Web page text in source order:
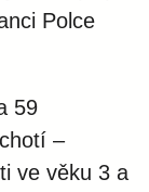
Polce
59
–
ve věku 3 a